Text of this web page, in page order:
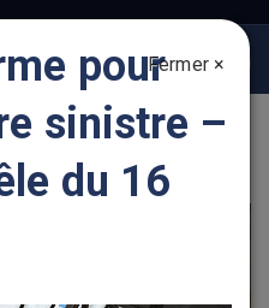
TRAVAUX
Fermer ×
pour
sinistre –
du 16